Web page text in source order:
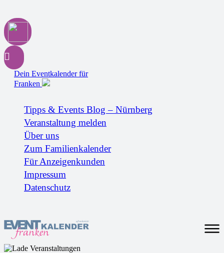
Dein Eventkalender für
Franken
Tipps & Events Blog – Nürnberg
Veranstaltung melden
Über uns
Zum Familienkalender
Für Anzeigenkunden
Impressum
Datenschutz